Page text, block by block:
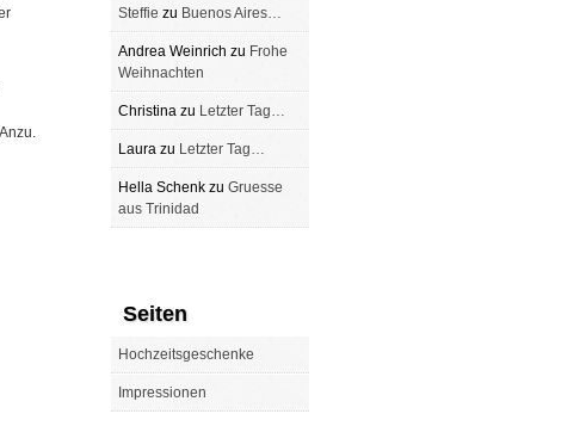
Steffie zu Buenos Aires…
Andrea Weinrich zu Frohe
Weihnachten
Christina zu Letzter Tag…
Laura zu Letzter Tag…
Hella Schenkzu Gruesse
aus Trinidad
Seiten
Hochzeitsgeschenke
Impressionen